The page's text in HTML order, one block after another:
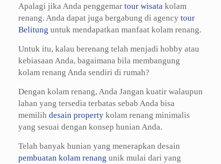
Apalagi jika Anda penggemar tour wisatakolam
renang. Anda dapat juga bergabung di agency tour
Belitung untuk mendapatkan manfaat kolam renang.
Untuk itu, kalau berenang telah menjadi hobby atau
kebiasaan Anda, bagaimana bila membangung
kolam renang Anda sendiri di rumah?
Dengan kolam renang, Anda Jangan kuatir walaupun
lahan yang tersedia terbatas sebab Anda bisa
memilih desain propertykolam renang minimalis
yang sesuai dengan konsep hunian Anda.
Telah banyak hunian yang menerapkan desain
pembuatan kolam renang unik mulai dari yang